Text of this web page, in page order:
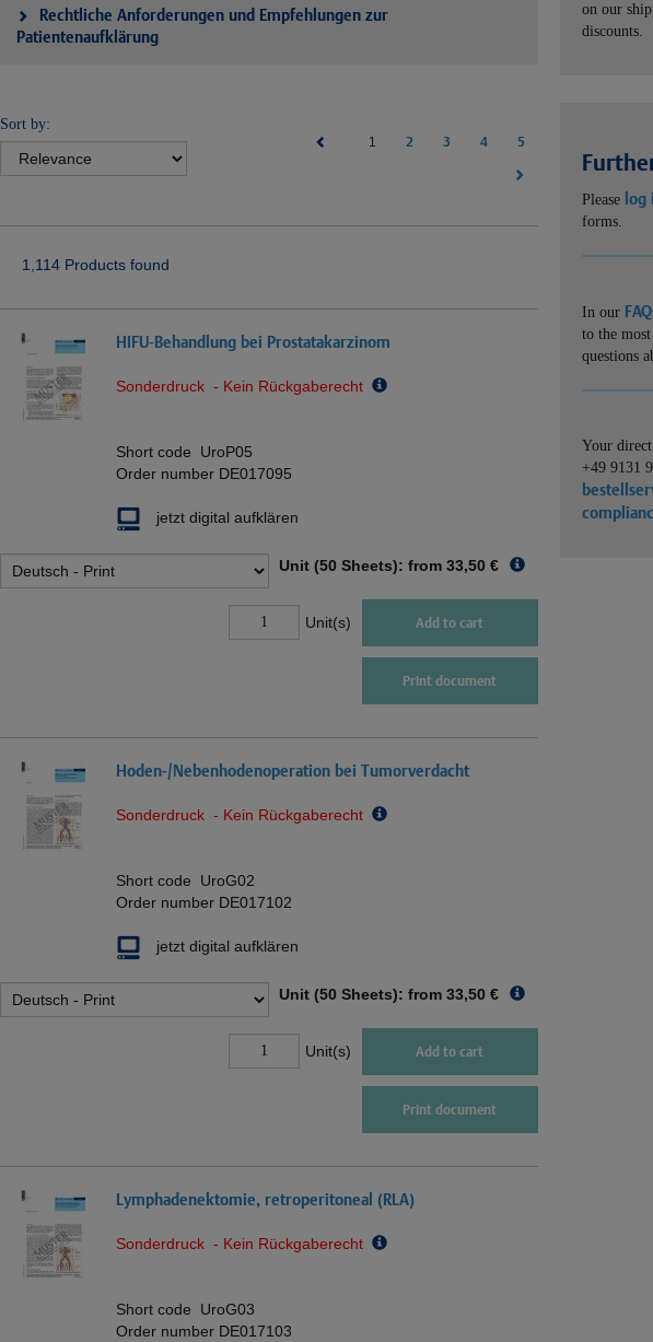
Rechtliche Anforderungen und Empfehlungen zur
Patientenaufklärung
Sort by:
1 (current)
2 3 4 5
1,114 Products found
HIFU-Behandlung bei Prostatakarzinom
Sonderdruck - Kein Rückgaberecht
Short code UroP05
Order number DE017095
jetzt digital aufklären
Unit (50 Sheets): from 33,50 €
Unit(s) Add to cart
Print document
Hoden-/Nebenhodenoperation bei Tumorverdacht
Sonderdruck - Kein Rückgaberecht
Short code UroG02
Order number DE017102
jetzt digital aufklären
Unit (50 Sheets): from 33,50 €
Unit(s) Add to cart
Print document
Lymphadenektomie, retroperitoneal (RLA)
Sonderdruck - Kein Rückgaberecht
Short code UroG03
Order number DE017103
on our
discounts.
Please log
forms.
In our
to the
questions
Your
+49 9131